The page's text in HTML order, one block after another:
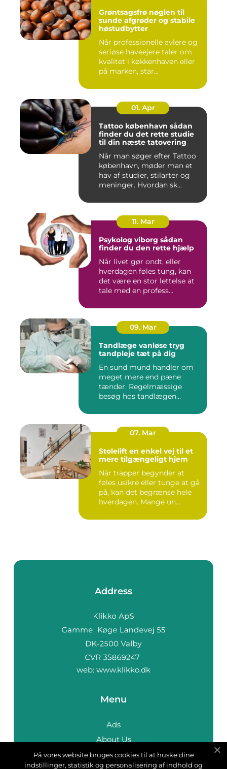
Grøntsagsfrø nøglen til
sunde afgrøder og stabile
høstudbytter
Når professionelle avlere og
seriøse haveejere taler om
kvalitet i køkkenhaven eller
på marken, star...
01. Apr
Tattoo københavn sådan
finder du det rette studie
til din næste tatovering
Når man søger efter Tattoo
københavn, møder man et
hav af studier, stilarter og
meninger. Hvordan sk...
11. Mar
Psykolog viborg sådan
finder du den rette hjælp
Når livet gør ondt, eller
hverdagen føles tung, kan
det være en stor lettelse at
tale med en profess...
09. Mar
Tandlæge vanløse tryg
tandpleje tæt på dig
En sund mund handler om
meget mere end pæne
tænder. Regelmæssige
besøg hos tandlægen
07. Mar
Stolelift en enkel vej til et
mere tilgængeligt hjem
Når trapper begynder at
føles usikre eller tunge at gå
på, kan det begrænse hele
hverdagen. Mange un...
Address
web: www.klikko.dk
Menu
Ads
About Us
Cookies
På vores website bruges cookies til at huske dine
indstillinger, statistik og personalisering af indhold og